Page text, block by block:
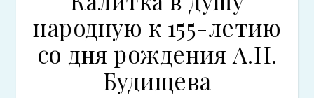
народную к 155-летию
со дня рождения А.Н.
Будищева